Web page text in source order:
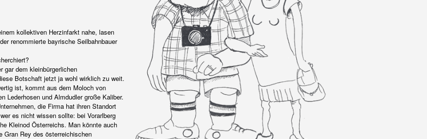
kollektiven Herzinfarkt nahe, lasen
renommierte bayrische Seilbahnbauer
gar dem kleinbürgerlichen
Botschaft jetzt ja wohl wirklich zu weit.
ist, kommt aus dem Moloch von
Lederhosen und Almdudler große Kaliber.
die Firma hat ihren Standort
es nicht wissen sollte: bei Vorarlberg
Kleinod Österreichs. Man könnte auch
Gran Rey des österreichischen